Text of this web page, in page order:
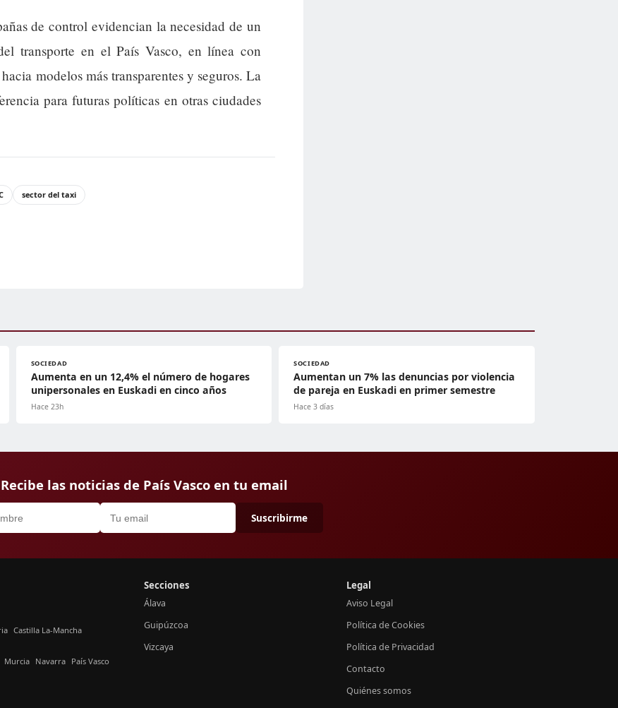
de control evidencian la necesidad de un
transporte en el País Vasco, en línea con
modelos más transparentes y seguros. La
para futuras políticas en otras ciudades
sector del taxi
SOCIEDAD
Aumenta en un 12,4% el número de hogares
unipersonales en Euskadi en cinco años
Hace 23h
SOCIEDAD
Aumentan un 7% las denuncias por violencia
de pareja en Euskadi en primer semestre
Hace 3 días
Recibe las noticias de País Vasco en tu email
Suscribirme
Castilla La-Mancha
Murcia Navarra País Vasco
Secciones
Álava
Guipúzcoa
Vizcaya
Legal
Aviso Legal
Política de Cookies
Política de Privacidad
Contacto
Quiénes somos